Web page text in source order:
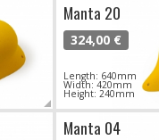
Manta 20
324,00 €
Length: 640mm
Width: 420mm
Height: 240mm
Manta 04